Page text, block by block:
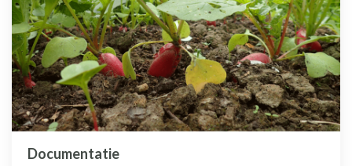
Documentatie